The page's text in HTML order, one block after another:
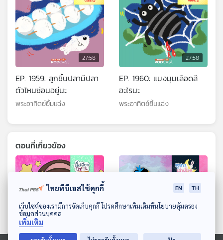
ดาวน์โหลด Thai PBS Podcast Application
27:58
EP. 1959: ลูกชิ้นปลามีปลา
ตัวไหนซ่อนอยู่นะ
พระอาทิตย์ยิ้มแฉ่ง
27:58
EP. 1960: แมงมุมเลือดสี
อะไรนะ
พระอาทิตย์ยิ้มแฉ่ง
ตอนที่เกี่ยวข้อง
27:58 27:58
ไทยพีบีเอสใช้คุกกี้ EN TH
เว็บไซต์ของเรามีการจัดเก็บคุกกี้ โปรดศึกษาเพิ่มเติมที่นโยบายคุ้มครอง
ข้อมูลส่วนบุคคล
เพิ่มเติม